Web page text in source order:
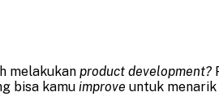
melakukan product development?
bisa kamu improve untuk menarik